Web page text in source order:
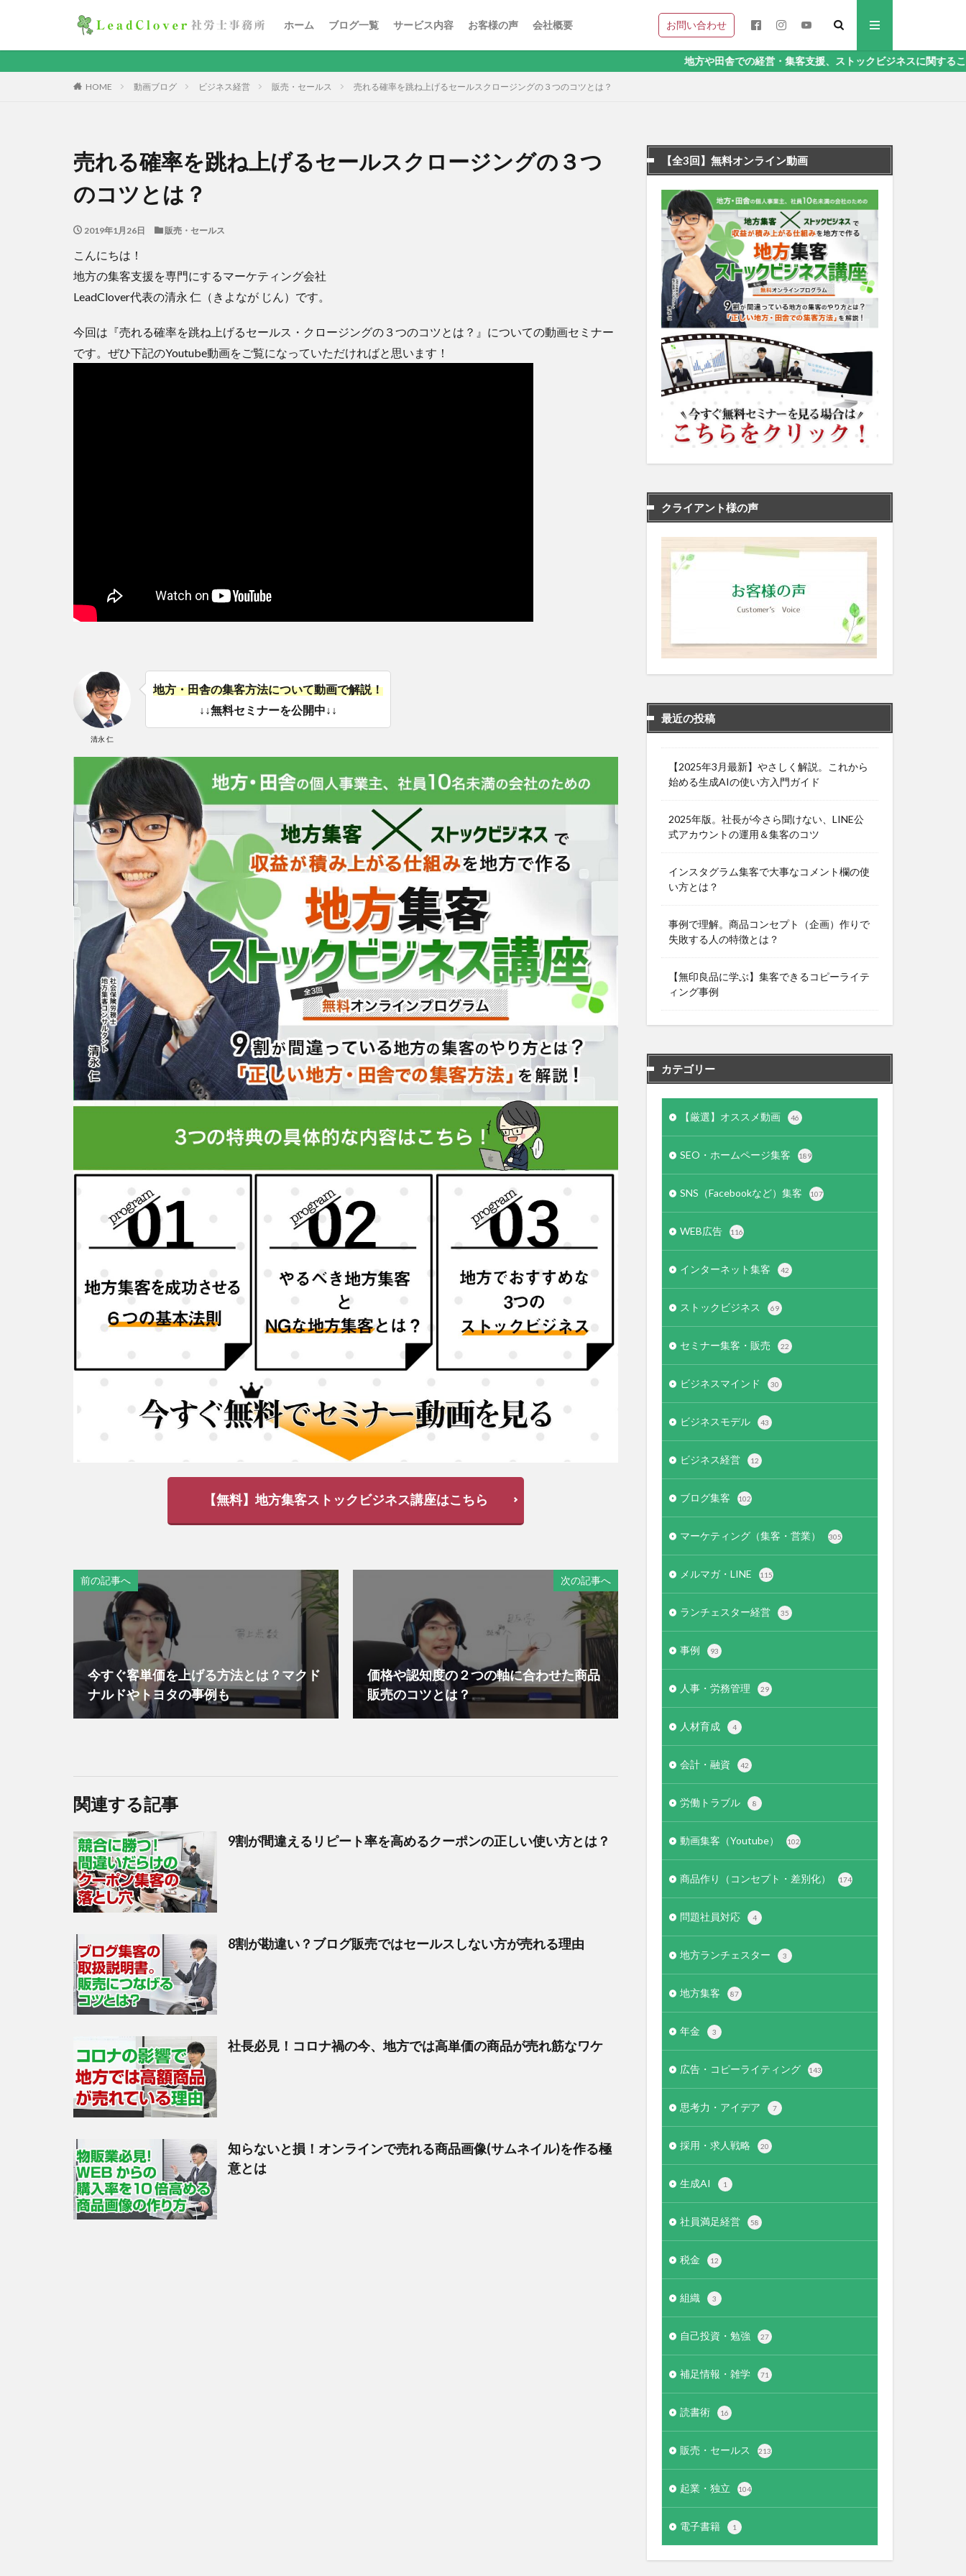
ホーム ブログ一覧 サービス内容 お客様の声 会社概要 お問い合わせ
地方や田舎での経営・集客支援、ストックビジネスに関することなら、地方
HOME 動画ブログ ビジネス経営 販売・セールス 売れる確率を跳ね上げるセールスクロージングの３つのコツとは？
売れる確率を跳ね上げるセールスクロージングの３つ
のコツとは？
2019年1月26日 販売・セールス
こんにちは！
地方の集客支援を専門にするマーケティング会社
LeadClover代表の清永 仁（きよなが じん）です。
今回は『売れる確率を跳ね上げるセールス・クロージングの３つのコツとは？』についての動画セミナー
です。ぜひ下記のYoutube動画をご覧になっていただければと思います！
清永 仁
地方・田舎の集客方法について動画で解説！
↓↓無料セミナーを公開中↓↓
【無料】地方集客ストックビジネス講座はこちら
前の記事へ
今すぐ客単価を上げる方法とは？マクド
ナルドやトヨタの事例も
次の記事へ
価格や認知度の２つの軸に合わせた商品
販売のコツとは？
関連する記事
9割が間違えるリピート率を高めるクーポンの正しい使い方とは？
8割が勘違い？ブログ販売ではセールスしない方が売れる理由
社長必見！コロナ禍の今、地方では高単価の商品が売れ筋なワケ
知らないと損！オンラインで売れる商品画像(サムネイル)を作る極
意とは
【全3回】無料オンライン動画
クライアント様の声
最近の投稿
【2025年3月最新】やさしく解説。これから
始める生成AIの使い方入門ガイド
2025年版。社長が今さら聞けない、LINE公
式アカウントの運用＆集客のコツ
インスタグラム集客で大事なコメント欄の使
い方とは？
事例で理解。商品コンセプト（企画）作りで
失敗する人の特徴とは？
【無印良品に学ぶ】集客できるコピーライテ
ィング事例
カテゴリー
【厳選】オススメ動画 46
SEO・ホームページ集客 189
SNS（Facebookなど）集客 107
WEB広告 116
インターネット集客 42
ストックビジネス 69
セミナー集客・販売 22
ビジネスマインド 30
ビジネスモデル 43
ビジネス経営 12
ブログ集客 102
マーケティング（集客・営業） 305
メルマガ・LINE 115
ランチェスター経営 35
事例 93
人事・労務管理 29
人材育成 4
会計・融資 42
労働トラブル 8
動画集客（Youtube） 102
商品作り（コンセプト・差別化） 174
問題社員対応 4
地方ランチェスター 3
地方集客 87
年金 3
広告・コピーライティング 143
思考力・アイデア 7
採用・求人戦略 20
生成AI 1
社員満足経営 58
税金 12
組織 3
自己投資・勉強 27
補足情報・雑学 71
読書術 16
販売・セールス 213
起業・独立 104
電子書籍 1